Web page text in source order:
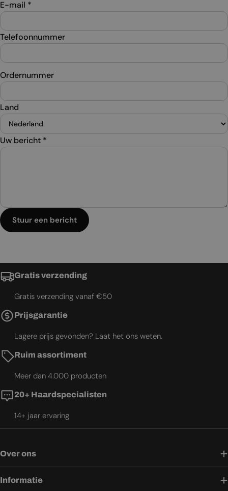
E-mail *
Telefoonnummer
Ordernummer
Land
Uw bericht *
Stuur een bericht
Gratis verzending
Gratis verzending vanaf €50
Prijsgarantie
Lagere prijs gevonden? Laat het ons weten.
Ruim assortiment
Meer dan 4.000 producten
20+ Haardspecialisten
14+ jaar ervaring
Over ons
Informatie